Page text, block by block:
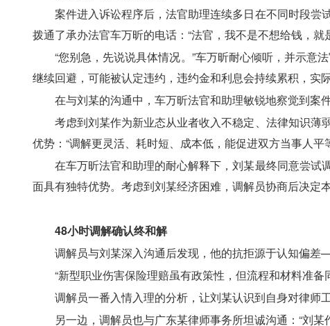
案件进入诉讼程序后，法官助理连续多日在不同时段尝
拨通了承办法官车万昕的电话：“法官，我不是不想给钱，
“您别急，先说说具体情况。”车万昕耐心倾听，并示意
继续回避，可能被认定违约，违约金和利息会持续累积，实
在与刘某的沟通中，车万昕法官和助理敏锐地察觉到案
考虑到刘某作为新业态从业者收入不稳定、法律知识薄
优势：“调解更灵活、耗时短、成本低，能促进双方当事人
在车万昕法官和助理的耐心解释下，刘某最终同意尝试
面具有独特优势。考虑到刘某经济困难，调解员协商后决定
48小时调解确认终和解
调解员与刘某深入沟通后发现，他的抗拒源于认知偏差
“新型职业伤害保险理赔虽有政策性，但流程和材料准备
调解员一番入情入理的分析，让刘某认识到自身对律师
另一边，调解员也与广东某律师事务所坦诚沟通：“刘某